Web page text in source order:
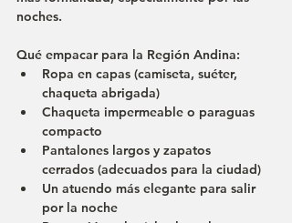
noches.
Qué empacar para la Región Andina:
Ropa en capas (camiseta, suéter,
chaqueta abrigada)
Chaqueta impermeable o paraguas
compacto
Pantalones largos y zapatos
cerrados (adecuados para la ciudad)
Un atuendo más elegante para salir
por la noche